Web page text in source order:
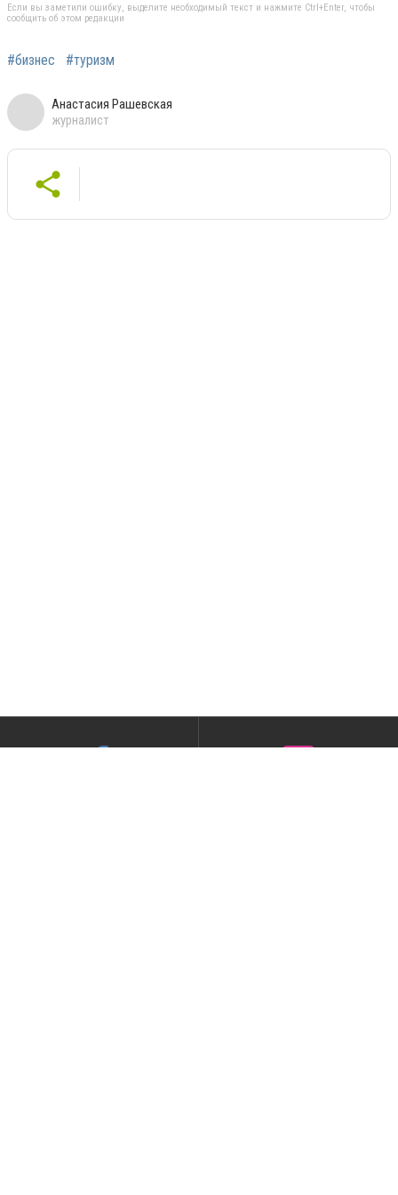
Если вы заметили ошибку, выделите необходимый текст и нажмите Ctrl+Enter, чтобы
сообщить об этом редакции
#бизнес #туризм
Анастасия Рашевская
журналист